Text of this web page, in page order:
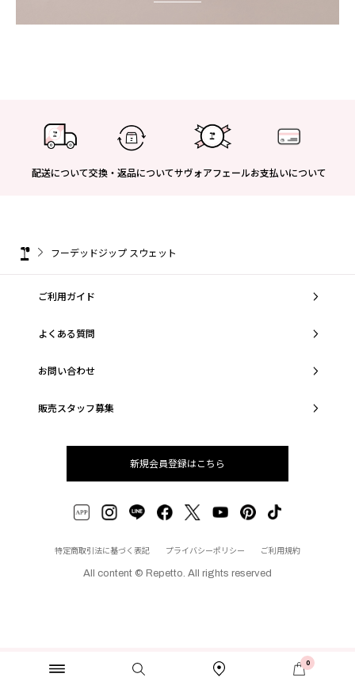
0
配送について交換・返品についてサヴォアフェールお支払いについて
フーデッドジップ スウェット
ご利用ガイド
よくある質問
お問い合わせ
販売スタッフ募集
新規会員登録はこちら
特定商取引法に基づく表記 プライバシーポリシー ご利用規約
All content © Repetto. All rights reserved